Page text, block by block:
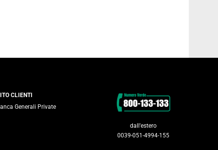
CLIENTI
Generali Private
Contatti
dall'estero
0039-051-4994-155